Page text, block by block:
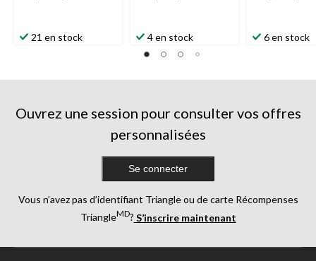
21 en stock 4 en stock 6 en stock
Ouvrez une session pour consulter vos offres
personnalisées
Se connecter
Vous n’avez pas d’identifiant Triangle ou de carte Récompenses
TriangleMD? S’inscrire maintenant